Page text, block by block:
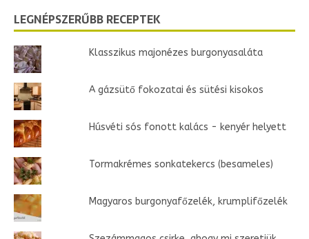
LEGNÉPSZERŰBB RECEPTEK
Klasszikus majonézes burgonyasaláta
A gázsütő fokozatai és sütési kisokos
Húsvéti sós fonott kalács - kenyér helyett
Tormakrémes sonkatekercs (besameles)
Magyaros burgonyafőzelék, krumplifőzelék